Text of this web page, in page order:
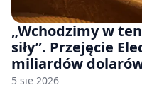
„Wchodzimy w
siły”. Przejęcie
miliardów
5 sie 2026